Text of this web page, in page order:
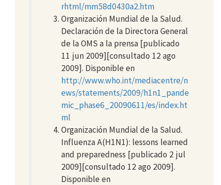
rhtml/mm58d0430a2.htm
Organización Mundial de la Salud.
Declaración de la Directora General
de la OMS a la prensa [publicado
11 jun 2009][consultado 12 ago
2009]. Disponible en
http://www.who.int/mediacentre/n
ews/statements/2009/h1n1_pande
mic_phase6_20090611/es/index.ht
ml
Organización Mundial de la Salud.
Influenza A(H1N1): lessons learned
and preparedness [publicado 2 jul
2009][consultado 12 ago 2009].
Disponible en